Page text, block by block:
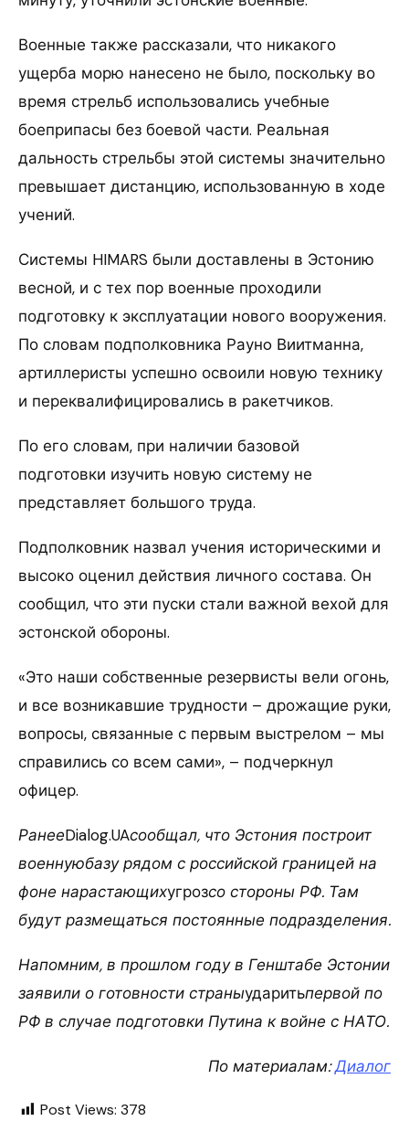
Военные также рассказали, что никакого
ущерба морю нанесено не было, поскольку во
время стрельб использовались учебные
боеприпасы без боевой части. Реальная
дальность стрельбы этой системы значительно
превышает дистанцию, использованную в ходе
учений.
Системы HIMARS были доставлены в Эстонию
весной, и с тех пор военные проходили
подготовку к эксплуатации нового вооружения.
По словам подполковника Раунo Виитманна,
артиллеристы успешно освоили новую технику
и переквалифицировались в ракетчиков.
По его словам, при наличии базовой
подготовки изучить новую систему не
представляет большого труда.
Подполковник назвал учения историческими и
высоко оценил действия личного состава. Он
сообщил, что эти пуски стали важной вехой для
эстонской обороны.
«Это наши собственные резервисты вели огонь,
и все возникавшие трудности – дрожащие руки,
вопросы, связанные с первым выстрелом – мы
справились со всем сами», – подчеркнул
офицер.
РанееDialog.UAсообщал, что Эстония построит
военнуюбазу рядом с российской границей на
фоне нарастающихугрозсо стороны РФ. Там
будут размещаться постоянные подразделения.
Напомним, в прошлом году в Генштабе Эстонии
заявили о готовности страныударитьпервой по
РФ в случае подготовки Путина к войне с НАТО.
По материалам:Диалог
Post Views: 378